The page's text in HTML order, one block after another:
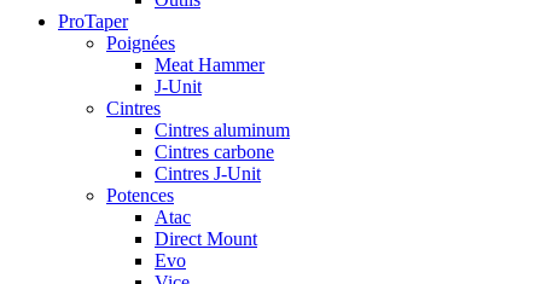
ProTaper
Poignées
Meat Hammer
J-Unit
Cintres
Cintres aluminum
Cintres carbone
Cintres J-Unit
Potences
Atac
Direct Mount
Evo